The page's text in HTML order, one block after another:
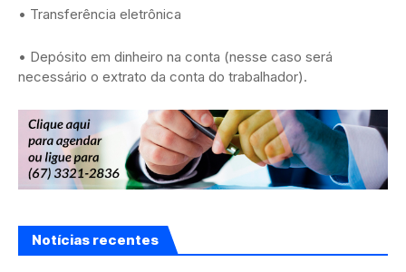
• Transferência eletrônica
• Depósito em dinheiro na conta (nesse caso será
necessário o extrato da conta do trabalhador).
Notícias recentes